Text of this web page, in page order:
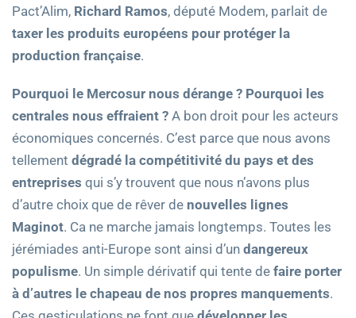
Pact’Alim, Richard Ramos, député Modem, parlait de
taxer les produits européens pour protéger la
production française.
Pourquoi le Mercosur nous dérange ? Pourquoi les
centrales nous effraient ? A bon droit pour les acteurs
économiques concernés. C’est parce que nous avons
tellement dégradé la compétitivité du pays et des
entreprises qui s’y trouvent que nous n’avons plus
d’autre choix que de rêver de nouvelles lignes
Maginot. Ca ne marche jamais longtemps. Toutes les
jérémiades anti-Europe sont ainsi d’un dangereux
populisme. Un simple dérivatif qui tente de faire porter
à d’autres le chapeau de nos propres manquements.